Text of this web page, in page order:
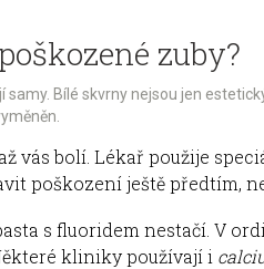
zuby?
samy. Bílé skvrny nejsou jen
vás bolí. Lékař použije
poškození ještě předtím,
s fluoridem nestačí. V
kliniky používají i